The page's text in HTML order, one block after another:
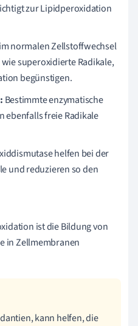
zur Lipidperoxidation
normalen Zellstoffwechsel
superoxidierte Radikale,
begünstigen.
Bestimmte enzymatische
ebenfalls freie Radikale
helfen bei der
und reduzieren so den
ist die Bildung von
in Zellmembranen
kann helfen, die